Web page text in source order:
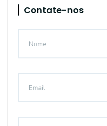
Contate-nos